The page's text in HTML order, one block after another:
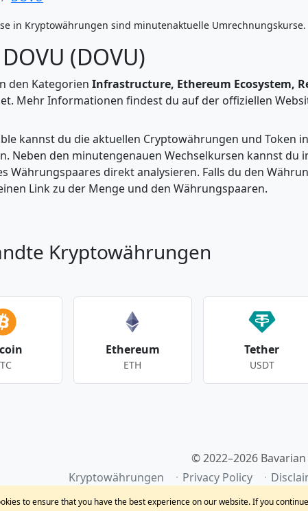
in Kryptowährungen sind minutenaktuelle Umrechnungskurse.
(DOVU)
den Kategorien Infrastructure, Ethereum Ecosystem,
Mehr Informationen findest du auf der offiziellen
kannst du die aktuellen Cryptowährungen und Token
Neben den minutengenauen Wechselkursen kannst du
Währungspaares direkt analysieren. Falls du den
Link zu der Menge und den Währungspaaren.
Kryptowährungen
Ethereum
ETH
Tether
USDT
© 2022–2026
Kryptowährungen
Privacy Policy
to ensure that you have the best experience on our website. If you